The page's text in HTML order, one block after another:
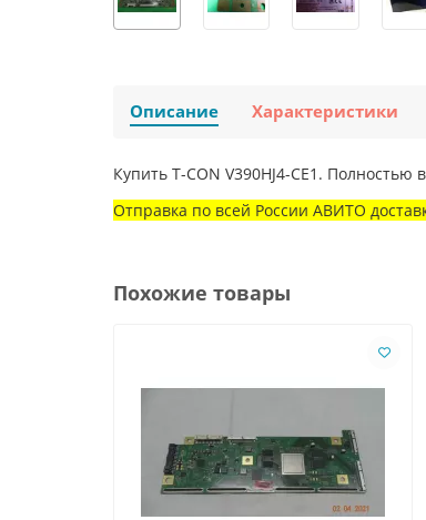
Описание Характеристики
Купить T-CON V390HJ4-CE1. Полностью
Отправка по всей России АВИТО
Похожие товары